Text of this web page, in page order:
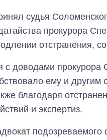
судья
прокурора
отстранения,
с доводами
ему и другим
благодаря
и экспертиз.
подозреваемого